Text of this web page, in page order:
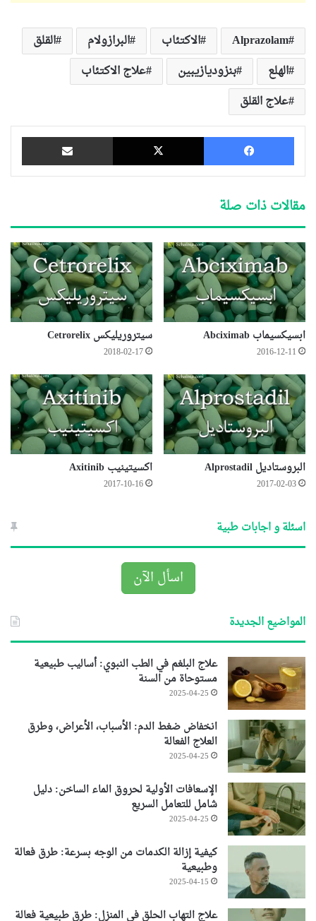
Alprazolam الاكتئاب البرازولام
القلق
الهلع
بنزوديازيبين
علاج الاكتئاب
علاج القلق
فيسبوك ‫X
مقالات ذات صلة
ابسيكسيماب Abciximab
2016-12-11
سيتروريليكس Cetrorelix
2018-02-17
البروستاديل Alprostadil
2017-02-03
اكسيتينيب Axitinib
2017-10-16
اسئلة و اجابات طبية
اسأل الآن
المواضيع الجديدة
علاج البلغم في الطب النبوي: أساليب طبيعية
مستوحاة من السنة
2025-04-25
انخفاض ضغط الدم: الأسباب، الأعراض، وطرق
العلاج الفعالة
2025-04-25
الإسعافات الأولية لحروق الماء الساخن: دليل
شامل للتعامل السريع
2025-04-25
كيفية إزالة الكدمات من الوجه بسرعة: طرق فعالة
وطبيعية
2025-04-15
علاج التهاب الحلق في المنزل: طرق طبيعية فعالة